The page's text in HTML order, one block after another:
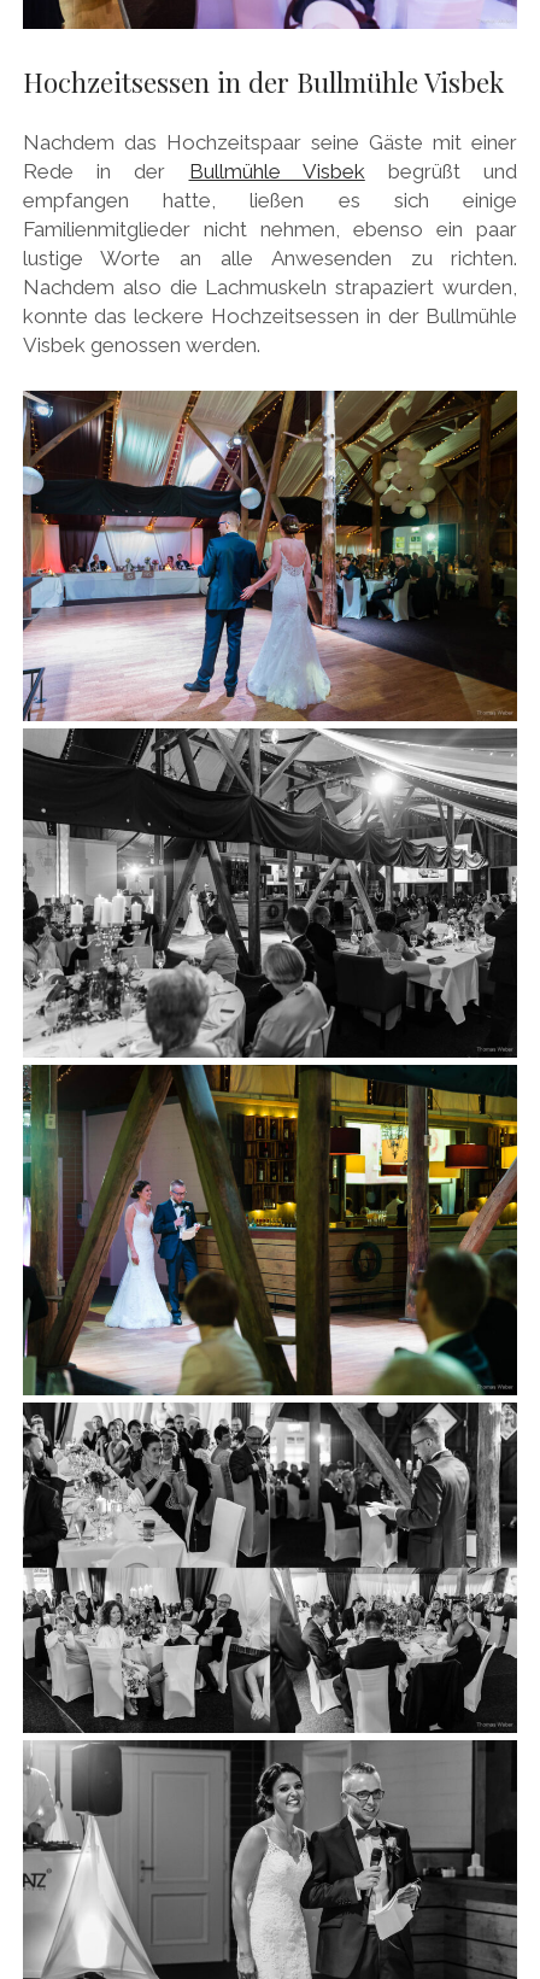
Hochzeitsessen in der Bullmühle Visbek
Nachdem das Hochzeitspaar seine Gäste mit einer
Rede in der Bullmühle Visbekbegrüßt und
empfangen hatte, ließen es sich einige
Familienmitglieder nicht nehmen, ebenso ein paar
lustige Worte an alle Anwesenden zu richten.
Nachdem also die Lachmuskeln strapaziert wurden,
konnte das leckere Hochzeitsessen in der Bullmühle
Visbek genossen werden.